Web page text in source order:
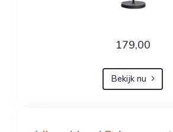
179,00
Bekijk nu